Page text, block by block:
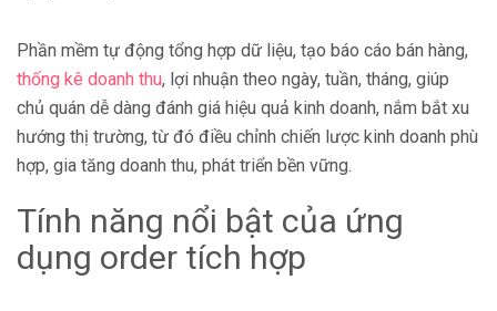
Phần mềm tự động tổng hợp dữ liệu, tạo báo cáo bán hàng,
thống kê doanh thu, lợi nhuận theo ngày, tuần, tháng, giúp
chủ quán dễ dàng đánh giá hiệu quả kinh doanh, nắm bắt xu
hướng thị trường, từ đó điều chỉnh chiến lược kinh doanh phù
hợp, gia tăng doanh thu, phát triển bền vững.
Tính năng nổi bật của ứng
dụng order tích hợp